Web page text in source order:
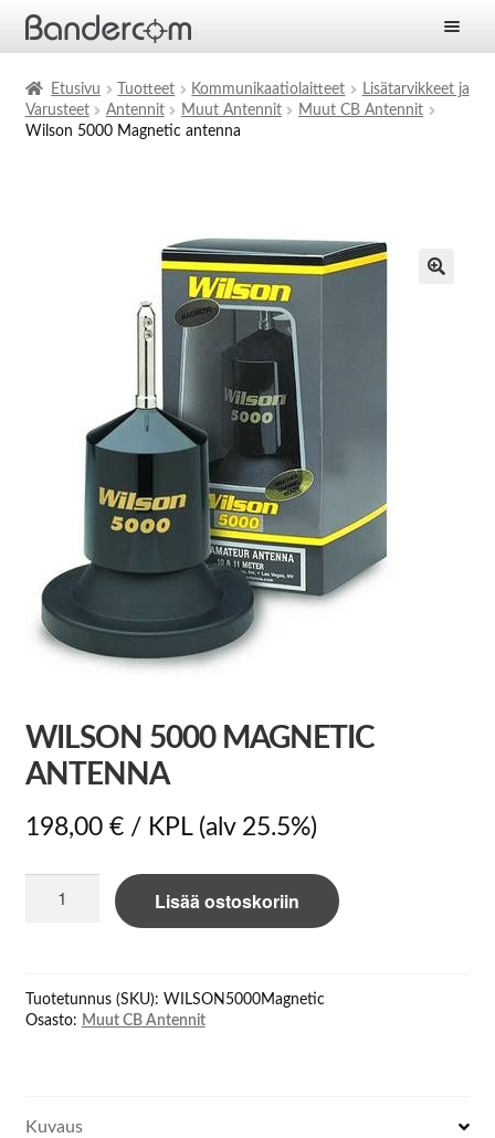
Tuotteet
valikko
Etusivu Tuotteet Kommunikaatiolaitteet
Lisätarvikkeet ja
Varusteet
Antennit Muut Antennit
Muut CB Antennit
Wilson 5000 Magnetic antenna
WILSON 5000 MAGNETIC
ANTENNA
198,00 €/ KPL (alv 25.5%)
5000
Lisää ostoskoriin
Tuotetunnus (SKU): WILSON5000Magnetic
Osasto: Muut CB Antennit
Kuvaus